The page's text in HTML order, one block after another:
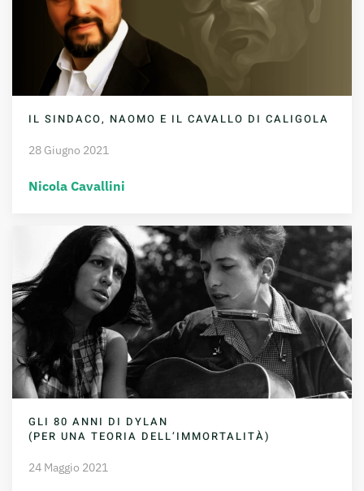
IL SINDACO, NAOMO E IL CAVALLO DI CALIGOLA
28 Giugno 2021
Nicola Cavallini
GLI 80 ANNI DI DYLAN
(PER UNA TEORIA DELL’IMMORTALITÀ)
24 Maggio 2021